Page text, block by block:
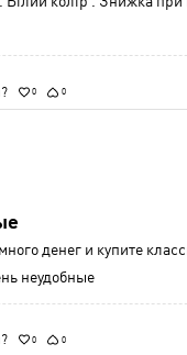
0 0
денег и купите
неудобные
0 0